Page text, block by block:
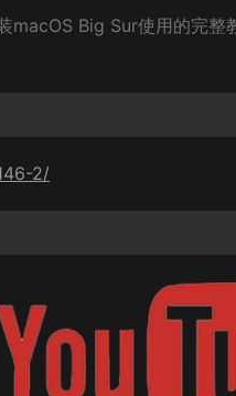
Big Sur使用的完整
2/